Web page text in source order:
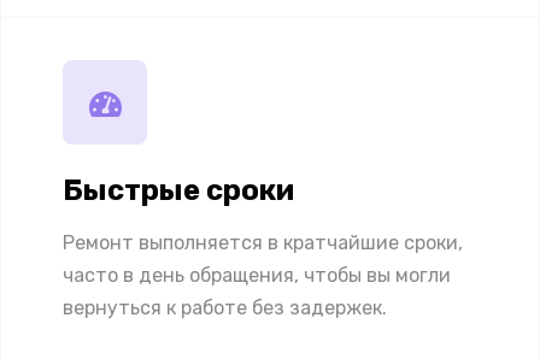
Быстрые сроки
Ремонт выполняется в кратчайшие сроки,
часто в день обращения, чтобы вы могли
вернуться к работе без задержек.